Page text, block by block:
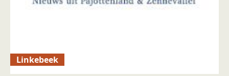
Linkebeek